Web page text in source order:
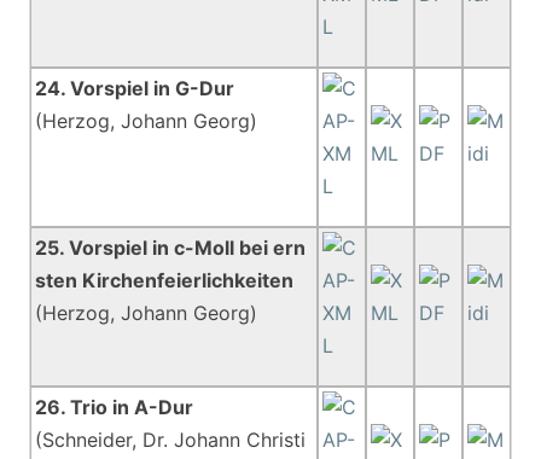
24. Vorspiel in G-Dur
(Herzog, Johann Georg)
25. Vorspiel in c-Moll bei ern
sten Kirchenfeierlichkeiten
(Herzog, Johann Georg)
26. Trio in A-Dur
(Schneider, Dr. Johann Christi